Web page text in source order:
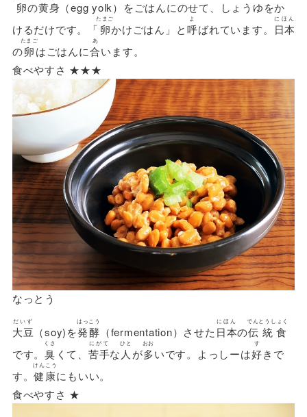
卵の黄身 （egg yolk）をごはんにのせて、しょうゆをか
けるだけです。「 卵
たまご
かけごはん」と呼
よ
ばれています。 日本
にほん
の卵
たまご
はごはんに合
あ
います。
食べやすさ ★★★
なっとう
大豆
だいず
（soy)を発酵
はっこう
（fermentation）させた 日本
にほん
の伝統食
でんとうしょく
です。臭
くさ
くて、 苦手
にがて
な 人
ひと
が多
おお
いです。よっしーは好
す
きで
す。健康
けんこう
にもいい。
食べやすさ ★